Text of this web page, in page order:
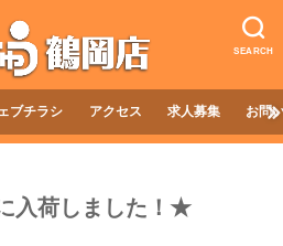
SEARCH
ブチラシ アクセス 求人募集 お問
入荷しました！★